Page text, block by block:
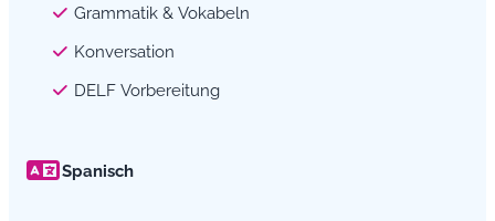
Grammatik & Vokabeln
Konversation
DELF Vorbereitung
Spanisch